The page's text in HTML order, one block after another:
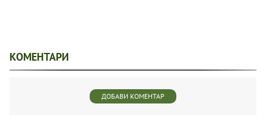
КОМЕНТАРИ
ДОБАВИ КОМЕНТАР